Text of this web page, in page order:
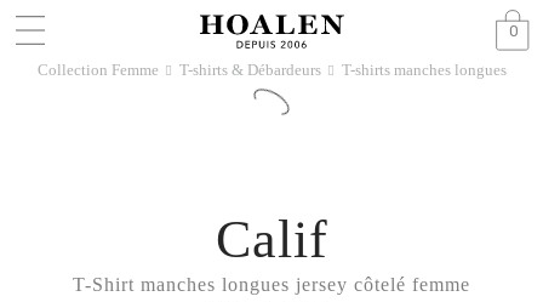
0
Collection Femme 􀆊 T-shirts & Débardeurs 􀆊 T-shirts manches longues
T-Shirt manches longues jersey côtelé femme
Calif